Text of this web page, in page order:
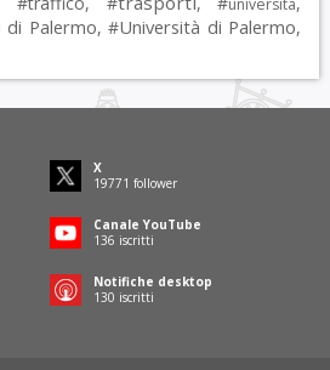
università
di Palermo, #Università di Palermo,
X
19771 follower
Canale YouTube
136 iscritti
Notifiche desktop
130 iscritti